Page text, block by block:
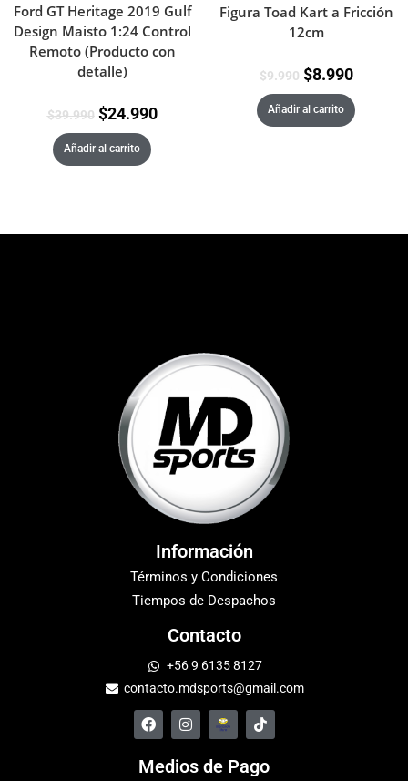
Ford GT Heritage 2019 Gulf
Design Maisto 1:24 Control
Remoto (Producto con
detalle)
$39.990 $24.990
Añadir al carrito
Figura Toad Kart a Fricción
12cm
$9.990 $8.990
Añadir al carrito
Información
Términos y Condiciones
Tiempos de Despachos
Contacto
+56 9 6135 8127
contacto.mdsports@gmail.com
Medios de Pago